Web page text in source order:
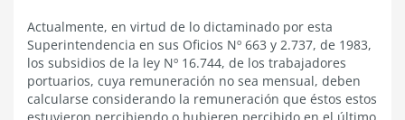
Actualmente, en virtud de lo dictaminado por esta
Superintendencia en sus Oficios Nº 663 y 2.737, de 1983,
los subsidios de la ley Nº 16.744, de los trabajadores
portuarios, cuya remuneración no sea mensual, deben
calcularse considerando la remuneración que éstos estos